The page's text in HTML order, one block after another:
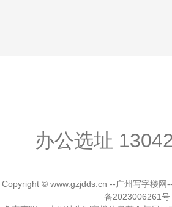
办公选址
Copyright © www.gzjdds.cn --广州写字楼网
备2023006261号